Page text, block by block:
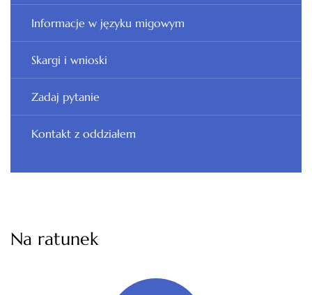
Informacje w języku migowym
Skargi i wnioski
Zadaj pytanie
Kontakt z oddziałem
Na ratunek